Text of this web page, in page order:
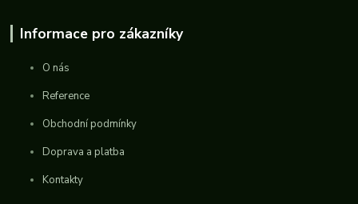
Informace pro zákazníky
O nás
Reference
Obchodní podmínky
Doprava a platba
Kontakty